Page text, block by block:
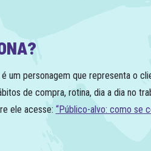
um personagem que representa o
de compra, rotina, dia a dia no
ele acesse: “Público-alvo: como se